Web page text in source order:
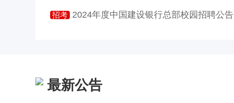
招考 2024年度中国建设银行总部校园招聘公告
最新公告